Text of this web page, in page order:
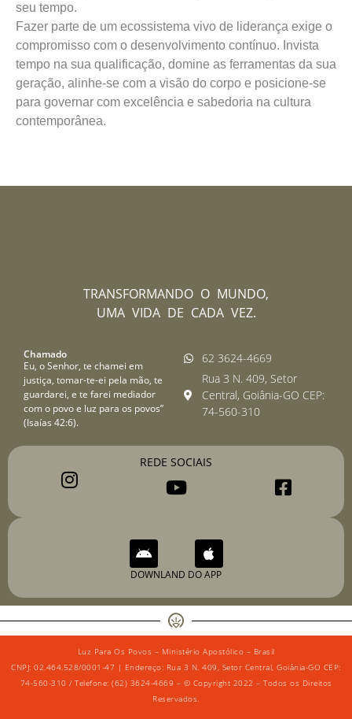
seu tempo.
Fazer parte de um ecossistema vivo de liderança exige o
compromisso com o desenvolvimento contínuo. Invista
tempo na sua qualificação, domine as ferramentas da sua
geração, alinhe-se com a visão do corpo e posicione-se
para governar com excelência e sabedoria na cultura
contemporânea.
TRANSFORMANDO O MUNDO,
UMA VIDA DE CADA VEZ.
Chamado
Eu, o Senhor, te chamei em
justiça, tomar-te-ei pela mão, te
guardarei, e te farei mediador
com o povo e luz para os povos”
(Isaías 42:6).
62 3624-4669
Rua 3 N. 409, Setor
Central, Goiânia-GO CEP:
74-560-310
REDE SOCIAIS
DOWNLAND DO APP
Luz Para Os Povos – Ministério Apostólico – Brasil
CNPJ: 02.464.528/0001-47 | Endereço: Rua 3 N. 409, Setor Central, Goiânia-GO CEP:
74-560-310 / Telefone: (62) 3624-4669 – © Copyright 2022 – Todos os Direitos
Reservados.